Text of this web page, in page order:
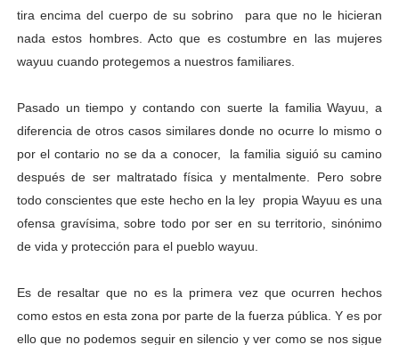
tira encima del cuerpo de su sobrino para que no le hicieran
nada estos hombres. Acto que es costumbre en las mujeres
wayuu cuando protegemos a nuestros familiares.
Pasado un tiempo y contando con suerte la familia Wayuu, a
diferencia de otros casos similares donde no ocurre lo mismo o
por el contario no se da a conocer, la familia siguió su camino
después de ser maltratado física y mentalmente. Pero sobre
todo conscientes que este hecho en la ley propia Wayuu es una
ofensa gravísima, sobre todo por ser en su territorio, sinónimo
de vida y protección para el pueblo wayuu.
Es de resaltar que no es la primera vez que ocurren hechos
como estos en esta zona por parte de la fuerza pública. Y es por
ello que no podemos seguir en silencio y ver como se nos sigue